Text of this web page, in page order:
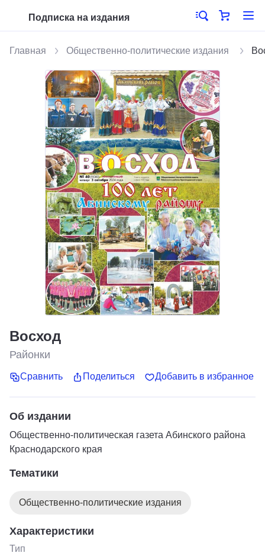
Подписка на издания
Главная Общественно-политические издания
Восход
Районки
Сравнить Поделиться Добавить в избранное
Об издании
Общественно-политическая газета Абинского района
Краснодарского края
Тематики
Общественно-политические издания
Характеристики
Тип